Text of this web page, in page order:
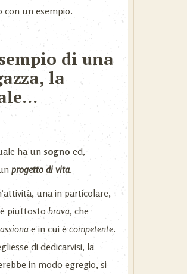
con un esempio.
di una
la
ha un sogno ed,
progetto di vita.
una in particolare,
piuttostobrava, che
e in cui è competente.
di dedicarvisi, la
in modo egregio, si